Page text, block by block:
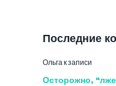
Последние
Ольга к записи
Осторожно,